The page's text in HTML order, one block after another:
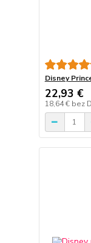
Disney
22,93 €
18,64 € bez